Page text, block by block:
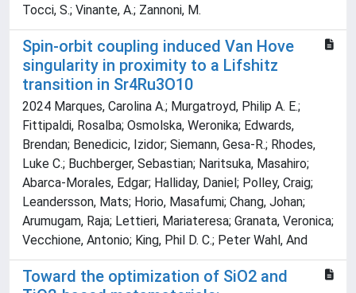
Tocci, S.; Vinante, A.; Zannoni, M.
Spin-orbit coupling induced Van Hove
singularity in proximity to a Lifshitz
transition in Sr4Ru3O10
2024 Marques, Carolina A.; Murgatroyd, Philip A. E.;
Fittipaldi, Rosalba; Osmolska, Weronika; Edwards,
Brendan; Benedicic, Izidor; Siemann, Gesa-R.; Rhodes,
Luke C.; Buchberger, Sebastian; Naritsuka, Masahiro;
Abarca-Morales, Edgar; Halliday, Daniel; Polley, Craig;
Leandersson, Mats; Horio, Masafumi; Chang, Johan;
Arumugam, Raja; Lettieri, Mariateresa; Granata, Veronica;
Vecchione, Antonio; King, Phil D. C.; Peter Wahl, And
Toward the optimization of SiO2 and